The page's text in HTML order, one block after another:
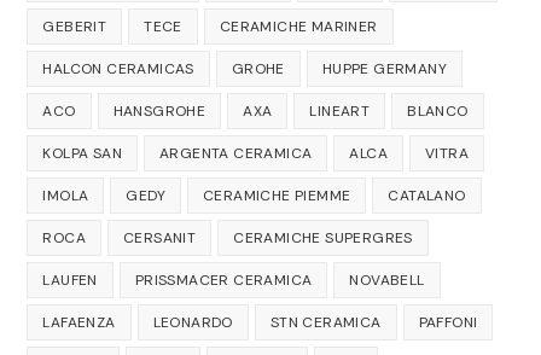
GEBERIT TECE CERAMICHE MARINER
HALCON CERAMICAS GROHE HUPPE GERMANY
ACO HANSGROHE AXA LINEART BLANCO
KOLPA SAN ARGENTA CERAMICA ALCA VITRA
IMOLA GEDY CERAMICHE PIEMME CATALANO
ROCA CERSANIT CERAMICHE SUPERGRES
LAUFEN PRISSMACER CERAMICA NOVABELL
LAFAENZA LEONARDO STN CERAMICA PAFFONI